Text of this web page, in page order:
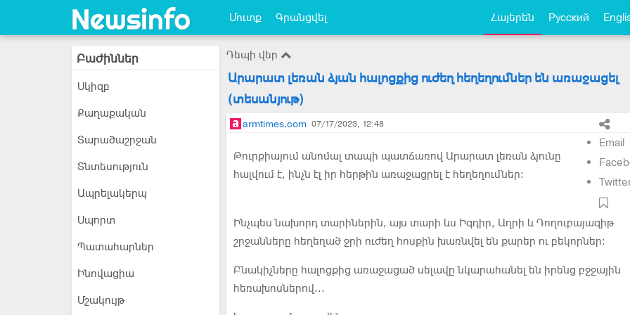
Մուտք Գրանցվել Հայերեն Русский
Բաժիններ
Սկիզբ
Քաղաքական
Տարածաշրջան
Տնտեսություն
Ապրելակերպ
Սպորտ
Պատահարներ
Ինովացիա
Մշակույթ
Դեպի վեր
Արարատ լեռան ձյան հալոցքից ուժեղ հեղեղումներ են առաջացել
(տեսանյութ)
armtimes.com 07/17/2023, 12:48
Email
Թուրքիայում անոմալ տապի պատճառով Արարատ լեռան ձյունը
հալվում է, ինչն էլ իր հերթին առաջացրել է հեղեղումներ։
Ինչպես նախորդ տարիներին, այս տարի ևս Իգդիր, Աղրի և Դողուբայազիթ
շրջանները հեղեղած ջրի ուժեղ հոսքին խառնվել են քարեր ու բեկորներ։
Բնակիչները հալոցքից առաջացած սելավը նկարահանել են իրենց բջջային
հեռախոսներով...